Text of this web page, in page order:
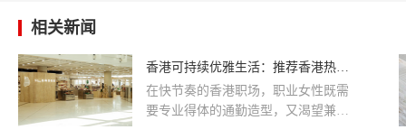
相关新闻
香港可持续优雅生活：推荐香港热门可持续配饰及生活方式品牌
在快节奏的香港职场，职业女性既需
要专业得体的通勤造型，又渴望兼顾